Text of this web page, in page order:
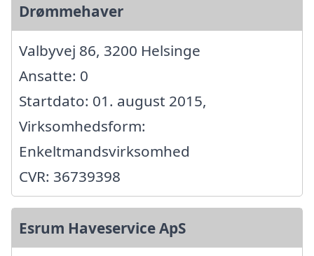
Drømmehaver
Valbyvej 86, 3200 Helsinge
Ansatte: 0
Startdato: 01. august 2015,
Virksomhedsform:
Enkeltmandsvirksomhed
CVR: 36739398
Esrum Haveservice ApS